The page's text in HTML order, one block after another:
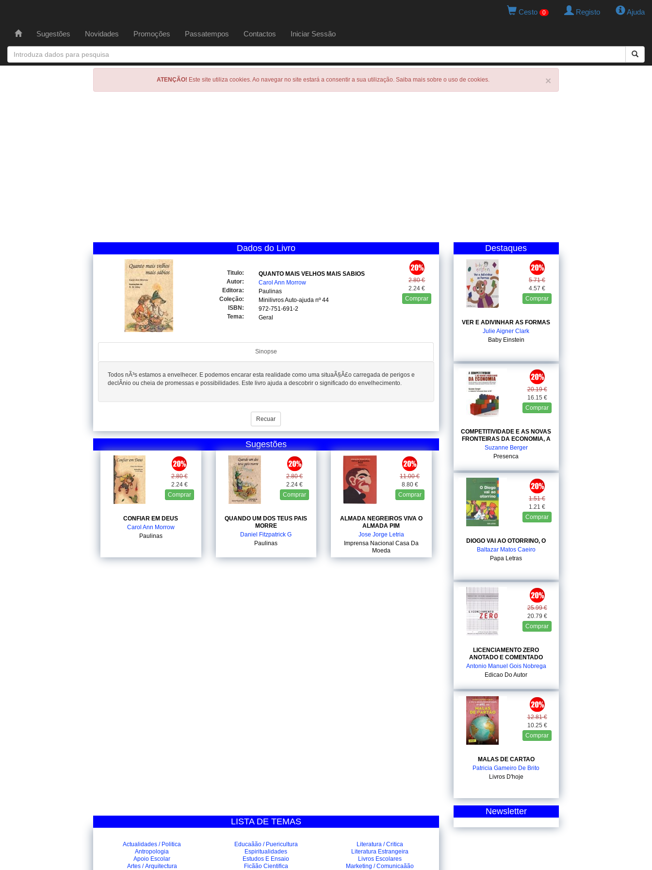
Cesto 0 Registo Ajuda
Sugestões Novidades Promoções Passatempos Contactos Iniciar Sessão
×
ATENÇÃO! Este site utiliza cookies. Ao navegar no site estará a consentir a sua utilização. Saiba mais sobre o uso de cookies.
Dados do Livro
2.80 €
2.24 €
Comprar
Titulo:
QUANTO MAIS VELHOS MAIS SABIOS
Autor:
Carol Ann Morrow
Editora:
Paulinas
Coleção:
Minilivros Auto-ajuda nº 44
ISBN:
972-751-691-2
Tema:
Geral
Sinopse
Todos nÃ³s estamos a envelhecer. E podemos encarar esta realidade como uma situaÃ§Ã£o carregada de perigos e
declÃ­nio ou cheia de promessas e possibilidades. Este livro ajuda a descobrir o significado do envelhecimento.
Recuar
Sugestões
2.80 €
2.24 €
Comprar
CONFIAR EM DEUS
Carol Ann Morrow
Paulinas
2.80 €
2.24 €
Comprar
QUANDO UM DOS TEUS PAIS
MORRE
Daniel Fitzpatrick G
Paulinas
11.00 €
8.80 €
Comprar
ALMADA NEGREIROS VIVA O
ALMADA PIM
Jose Jorge Letria
Imprensa Nacional Casa Da
Moeda
LISTA DE TEMAS
Actualidades / Politica
Antropologia
Apoio Escolar
Artes / Arquitectura
Educaãão / Puericultura
Espiritualidades
Estudos E Ensaio
Ficãão Cientifica
Literatura / Critica
Literatura Estrangeira
Livros Escolares
Marketing / Comunicaãão
Destaques
5.71 €
4.57 €
Comprar
VER E ADIVINHAR AS FORMAS
Julie Aigner Clark
Baby Einstein
20.19 €
16.15 €
Comprar
COMPETITIVIDADE E AS NOVAS
FRONTEIRAS DA ECONOMIA, A
Suzanne Berger
Presenca
1.51 €
1.21 €
Comprar
DIOGO VAI AO OTORRINO, O
Baltazar Matos Caeiro
Papa Letras
25.99 €
20.79 €
Comprar
LICENCIAMENTO ZERO
ANOTADO E COMENTADO
Antonio Manuel Gois Nobrega
Edicao Do Autor
12.81 €
10.25 €
Comprar
MALAS DE CARTAO
Patricia Gameiro De Brito
Livros D'hoje
Newsletter